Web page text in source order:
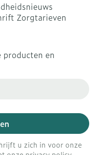
Zorgtarieven
producten en
u zich in voor onze